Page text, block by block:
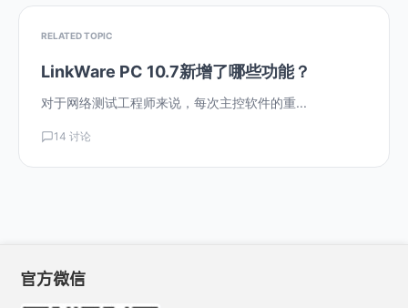
RELATED TOPIC
LinkWare PC 10.7新增了哪些功能？
对于网络测试工程师来说，每次主控软件的重...
14 讨论
官方微信